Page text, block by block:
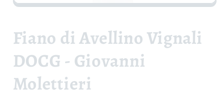
Apri
in
finestra
Fiano di Avellino Vignali
DOCG - Giovanni
Molettieri